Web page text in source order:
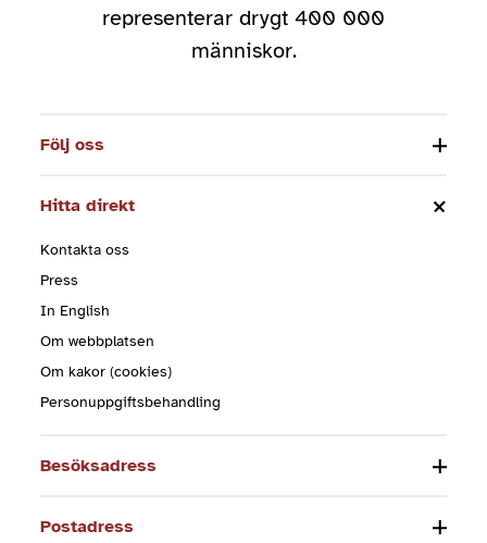
representerar drygt 400 000
människor.
Följ oss
Hitta direkt
Kontakta oss
Press
In English
Om webbplatsen
Om kakor (cookies)
Personuppgiftsbehandling
Besöksadress
Postadress